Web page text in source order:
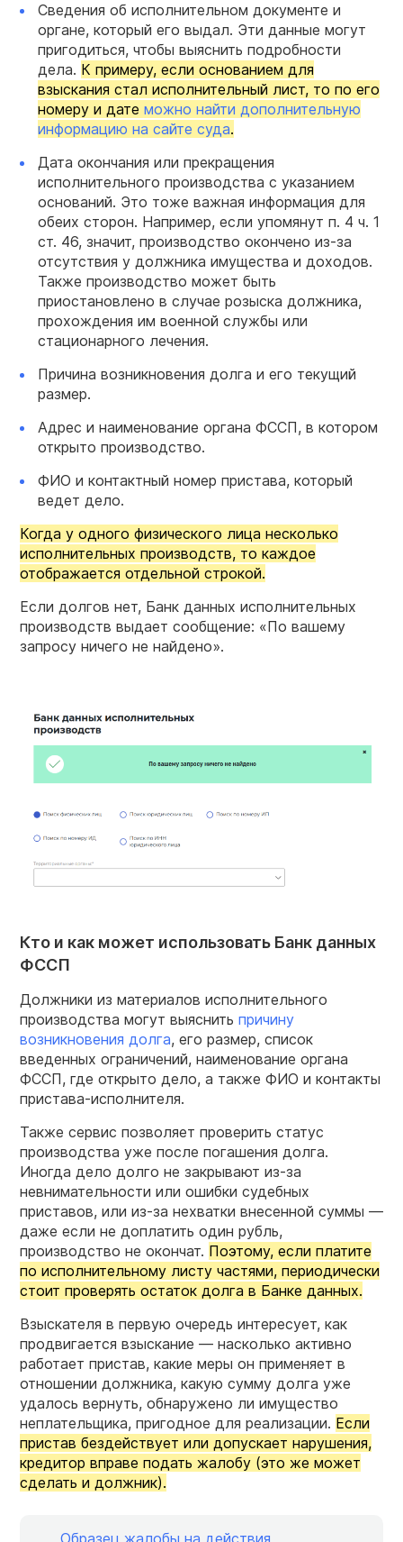
Сведения об исполнительном документе и
органе, который его выдал. Эти данные могут
пригодиться, чтобы выяснить подробности
дела. К примеру, если основанием для
взыскания стал исполнительный лист, то по его
номеру и дате можно найти дополнительную
информацию на сайте суда.
Дата окончания или прекращения
исполнительного производства с указанием
оснований. Это тоже важная информация для
обеих сторон. Например, если упомянут п. 4 ч. 1
ст. 46, значит, производство окончено из-за
отсутствия у должника имущества и доходов.
Также производство может быть
приостановлено в случае розыска должника,
прохождения им военной службы или
стационарного лечения.
Причина возникновения долга и его текущий
размер.
Адрес и наименование органа ФССП, в котором
открыто производство.
ФИО и контактный номер пристава, который
ведет дело.
Когда у одного физического лица несколько
исполнительных производств, то каждое
отображается отдельной строкой.
Если долгов нет, Банк данных исполнительных
производств выдает сообщение: «По вашему
запросу ничего не найдено».
Кто и как может использовать Банк данных
ФССП
Должники из материалов исполнительного
производства могут выяснить причину
возникновения долга, его размер, список
введенных ограничений, наименование органа
ФССП, где открыто дело, а также ФИО и контакты
пристава-исполнителя.
Также сервис позволяет проверить статус
производства уже после погашения долга.
Иногда дело долго не закрывают из-за
невнимательности или ошибки судебных
приставов, или из-за нехватки внесенной суммы —
даже если не доплатить один рубль,
производство не окончат. Поэтому, если платите
по исполнительному листу частями, периодически
стоит проверять остаток долга в Банке данных.
Взыскателя в первую очередь интересует, как
продвигается взыскание — насколько активно
работает пристав, какие меры он применяет в
отношении должника, какую сумму долга уже
удалось вернуть, обнаружено ли имущество
неплательщика, пригодное для реализации. Если
пристав бездействует или допускает нарушения,
кредитор вправе подать жалобу (это же может
сделать и должник).
Образец жалобы на действия